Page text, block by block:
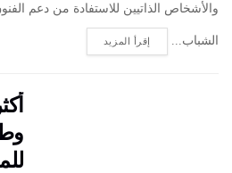
والأشخاص الذاتيين للاستفادة من دعم
الشباب... إقرأ المزيد